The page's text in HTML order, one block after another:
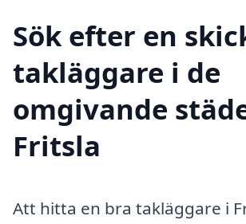
Sök efter en
takläggare i de
omgivande
Fritsla
Att hitta en bra takläggare i